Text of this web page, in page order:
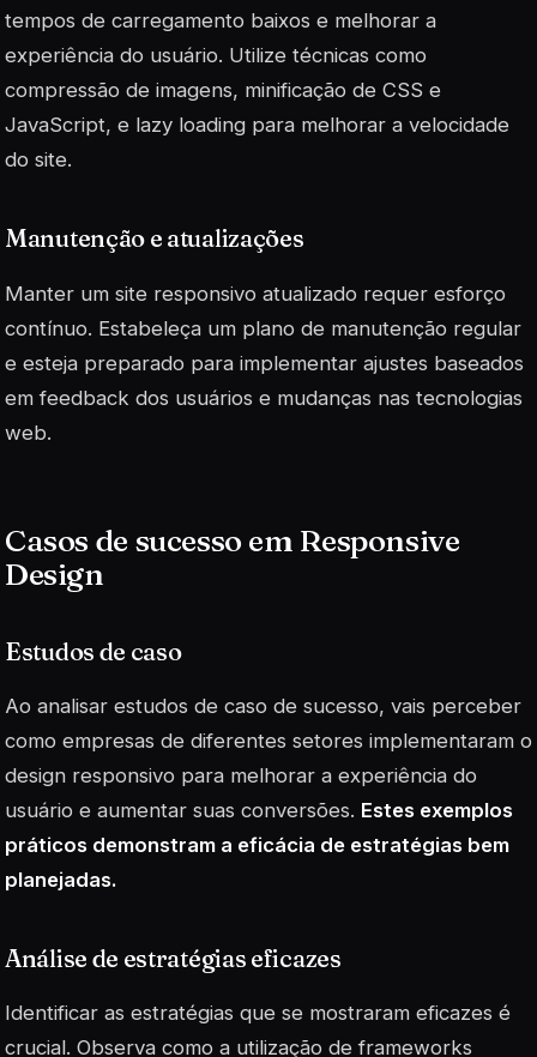
tempos de carregamento baixos e melhorar a
experiência do usuário. Utilize técnicas como
compressão de imagens, minificação de CSS e
JavaScript, e lazy loading para melhorar a velocidade
do site.
Manutenção e atualizações
Manter um site responsivo atualizado requer esforço
contínuo. Estabeleça um plano de manutenção regular
e esteja preparado para implementar ajustes baseados
em feedback dos usuários e mudanças nas tecnologias
web.
Casos de sucesso em Responsive
Design
Estudos de caso
Ao analisar estudos de caso de sucesso, vais perceber
como empresas de diferentes setores implementaram o
design responsivo para melhorar a experiência do
usuário e aumentar suas conversões. Estes exemplos
práticos demonstram a eficácia de estratégias bem
planejadas.
Análise de estratégias eficazes
Identificar as estratégias que se mostraram eficazes é
crucial. Observa como a utilização deframeworks